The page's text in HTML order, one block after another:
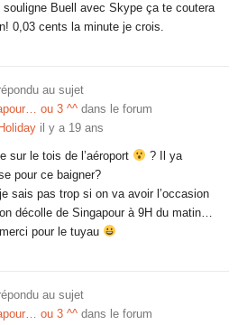
Buell avec Skype ça te coutera
0,03 cents la minute je crois.
au sujet
ou 3 ^^ dans le forum
il y a 19 ans
sur le tois de l’aéroport
? Il ya
pour ce baigner?
sais pas trop si on va avoir l’occasion
décolle de Singapour à 9H du matin…
pour le tuyau
au sujet
ou 3 ^^ dans le forum